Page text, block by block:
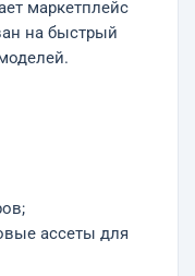
маркетплейс
на быстрый
ассеты для